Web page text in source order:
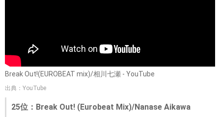
Break Out!(EUROBEAT mix)/相川七瀬 - YouTube
出典：YouTube
25位：Break Out! (Eurobeat Mix)/Nanase Aikawa